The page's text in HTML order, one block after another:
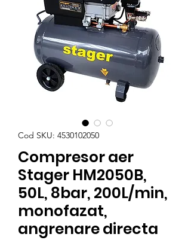
Cod SKU: 4530102050
Compresor aer
Stager HM2050B,
50L, 8bar, 200L/min,
monofazat,
angrenare directa